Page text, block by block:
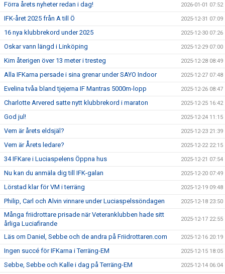
Förra årets nyheter redan i dag! 2026-01-01 07:52
IFK-året 2025 från A till Ö 2025-12-31 07:09
16 nya klubbrekord under 2025 2025-12-30 07:26
Oskar vann längd i Linköping 2025-12-29 07:00
Kim återigen över 13 meter i tresteg 2025-12-28 08:49
Alla IFKarna persade i sina grenar under SAYO Indoor 2025-12-27 07:48
Evelina tvåa bland tjejerna IF Mantras 5000m-lopp 2025-12-26 08:47
Charlotte Arvered satte nytt klubbrekord i maraton 2025-12-25 16:42
God jul! 2025-12-24 11:15
Vem är årets eldsjäl? 2025-12-23 21:39
Vem är Årets ledare? 2025-12-22 22:15
34 IFKare i Luciaspelens Öppna hus 2025-12-21 07:54
Nu kan du anmäla dig till IFK-galan 2025-12-20 07:49
Lörstad klar för VM i terräng 2025-12-19 09:48
Philip, Carl och Alvin vinnare under Luciaspelssöndagen 2025-12-18 23:50
Många friidrottare prisade när Veteranklubben hade sitt
årliga Luciafirande
2025-12-17 22:55
Läs om Daniel, Sebbe och de andra på Friidrottaren.com 2025-12-16 20:19
Ingen succé för IFKarna i Terräng-EM 2025-12-15 18:05
Sebbe, Sebbe och Kalle i dag på Terräng-EM 2025-12-14 06:04